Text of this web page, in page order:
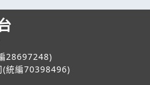
28697248)
(統編70398496)